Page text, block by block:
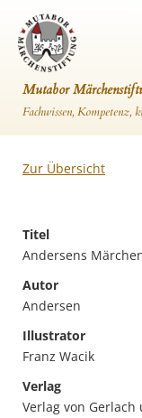
Mutabor
Fachwissen,
Zur Übersicht
Titel
Andersens
Autor
Andersen
Illustrator
Franz Wacik
Verlag
Verlag von